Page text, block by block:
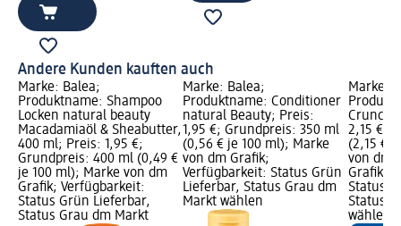
Andere Kunden kauften auch
Marke: Balea;
Produktname: Shampoo
Locken natural beauty
Macadamiaöl & Sheabutter,
400 ml; Preis: 1,95 €;
Grundpreis: 400 ml (0,49 €
je 100 ml); Marke von dm
Grafik; Verfügbarkeit:
Status Grün Lieferbar,
Status Grau dm Markt
Marke: Balea;
Produktname: Conditioner
natural Beauty; Preis:
1,95 €; Grundpreis: 350 ml
(0,56 € je 100 ml); Marke
von dm Grafik;
Verfügbarkeit: Status Grün
Lieferbar, Status Grau dm
Markt wählen
Marke:
Crunch,
2,15 €;
(2,15 €
von dm
Grafik;
Status
Status
wählen